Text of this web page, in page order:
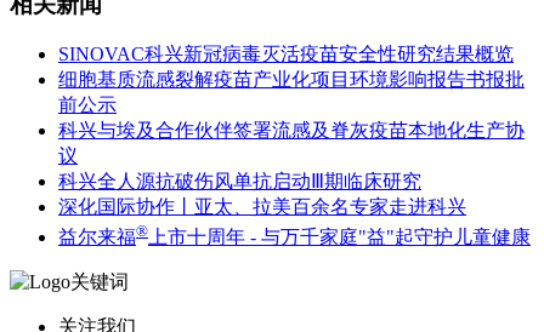
SINOVAC科兴新冠病毒灭活疫苗安全性研究结果概览
细胞基质流感裂解疫苗产业化项目环境影响报告书报批
前公示
科兴与埃及合作伙伴签署流感及脊灰疫苗本地化生产协
议
科兴全人源抗破伤风单抗启动Ⅲ期临床研究
深化国际协作丨亚太、拉美百余名专家走进科兴
益尔来福® 上市十周年 - 与万千家庭"益"起守护儿童健康
关注我们